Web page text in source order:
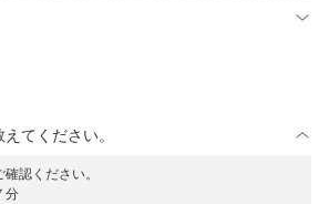
てください。
認ください。
分